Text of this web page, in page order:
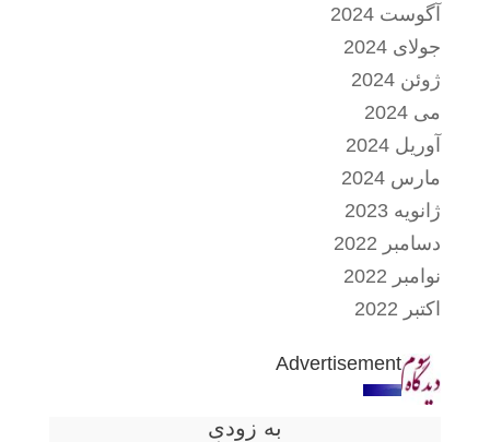
آگوست 2024
جولای 2024
ژوئن 2024
می 2024
آوریل 2024
مارس 2024
ژانویه 2023
دسامبر 2022
نوامبر 2022
اکتبر 2022
Advertisement
به زودی